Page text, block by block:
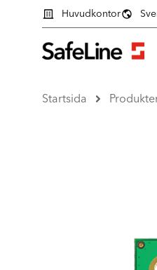
Huvudkontor
Startsida